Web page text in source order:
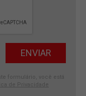
formulário, você está
de Privacidade